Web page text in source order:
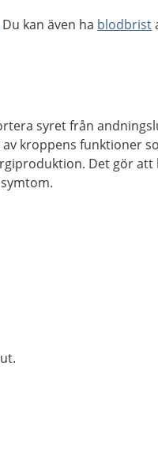
Du kan även ha blodbrist
syret från
kroppens funktioner
Det gör att